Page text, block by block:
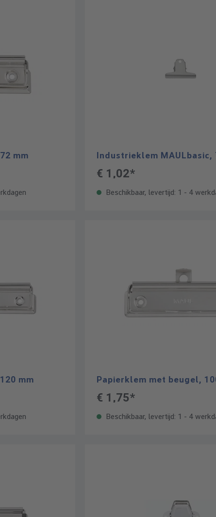
mm Industrieklem MAULbasic,
€ 1,02*
Beschikbaar, levertijd: 1 - 4
mm Papierklem met beugel,
€ 1,75*
Beschikbaar, levertijd: 1 - 4